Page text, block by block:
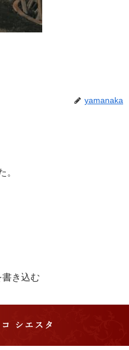
yamanaka
。
書き込む
シエスタ
きるイタリアン